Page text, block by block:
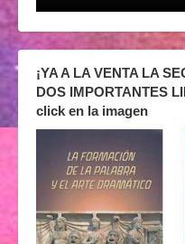
¡YA A LA VENTA LA
DOS IMPORTANTES
click en la imagen